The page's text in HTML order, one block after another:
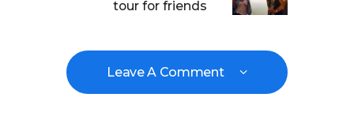
tour for friends
Leave A Comment